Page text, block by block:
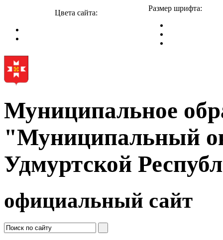
Цвета сайта:
Размер шрифта:
Муниципальное
"Муниципальный
Удмуртской
официальный сайт